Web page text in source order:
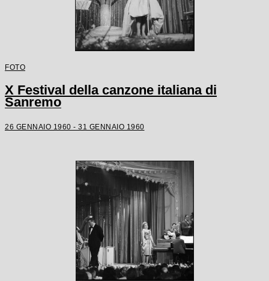
FOTO
X Festival della canzone italiana di
Sanremo
26 GENNAIO 1960 - 31 GENNAIO 1960